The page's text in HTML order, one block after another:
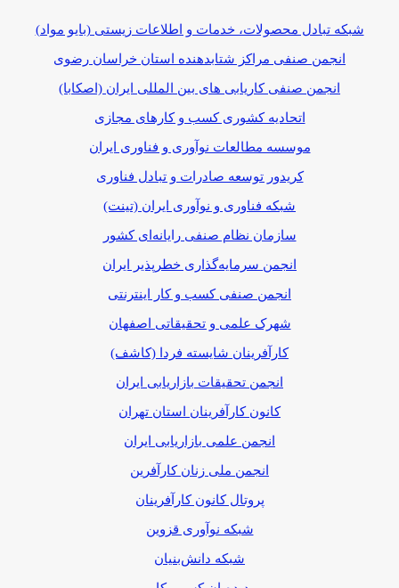
شبکه تبادل محصولات، خدمات و اطلاعات زیستی (بایو مواد)
انجمن صنفی مراکز شتابدهنده استان خراسان رضوی
انجمن صنفی کاریابی های بین المللی ایران (اصکابا)
اتحادیه کشوری کسب و کارهای مجازی
موسسه مطالعات نوآوری و فناوری ایران
کریدور توسعه صادرات و تبادل فناوری
شبکه فناوری و نوآوری ایران (تینت)
سازمان نظام صنفی رایانه‌ای کشور
انجمن سرمایه‌گذاری خطرپذیر ایران
انجمن صنفی کسب و کار اینترنتی
شهرک علمی و تحقیقاتی اصفهان
کارآفرینان شایسته فردا (کاشف)
انجمن تحقیقات بازاریابی ایران
کانون کارآفرینان استان تهران
انجمن علمی بازاریابی ایران
انجمن ملی زنان کارآفرین
پروتال کانون کارآفرینان
شبکه نوآوری قزوین
شبکه دانش‌بنیان